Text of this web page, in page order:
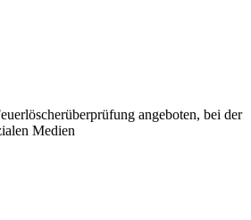
angeboten, bei der
Medien